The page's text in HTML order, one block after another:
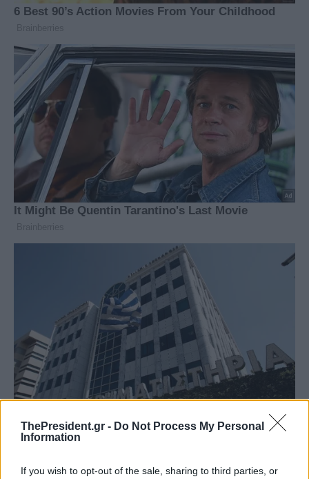
ThePresident.gr - Do Not Process My Personal
Information
If you wish to opt-out of the sale, sharing to third parties, or